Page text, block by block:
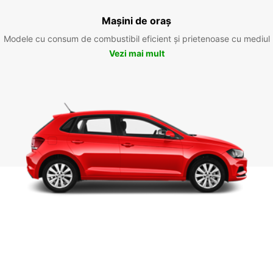
Mașini de oraș
Modele cu consum de combustibil eficient și prietenoase cu mediul
Vezi mai mult